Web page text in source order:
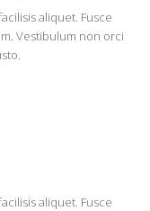
aliquet. Fusce
Vestibulum non orci
aliquet. Fusce